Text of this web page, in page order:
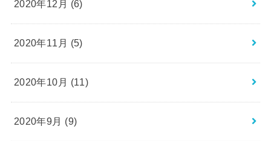
2020年12月 (6)
2020年11月 (5)
2020年10月 (11)
2020年9月 (9)